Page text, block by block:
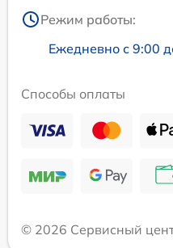
Режим работы:
Ежедневно с 9:00
Способы оплаты
© 2026 Сервисный